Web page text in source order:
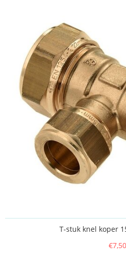
T-stuk knel koper
€7,50